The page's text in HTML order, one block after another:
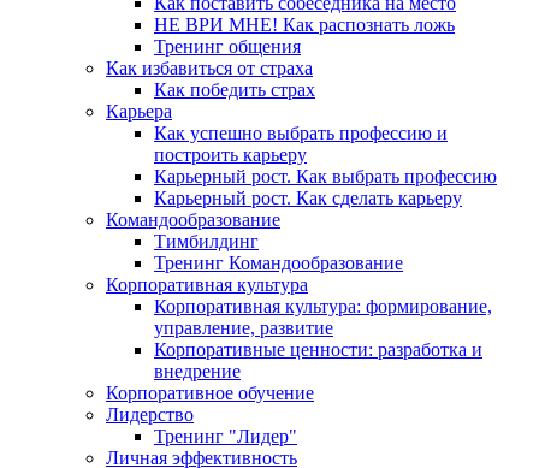
НЕ ВРИ МНЕ! Как распознать ложь
Тренинг общения
Как избавиться от страха
Как победить страх
Карьера
Как успешно выбрать профессию и
построить карьеру
Карьерный рост. Как выбрать профессию
Карьерный рост. Как сделать карьеру
Командообразование
Тимбилдинг
Тренинг Командообразование
Корпоративная культура
Корпоративная культура: формирование,
управление, развитие
Корпоративные ценности: разработка и
внедрение
Корпоративное обучение
Лидерство
Тренинг "Лидер"
Личная эффективность